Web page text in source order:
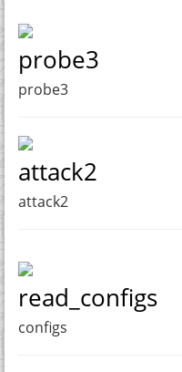
probe3
probe3
attack2
attack2
read_configs
configs